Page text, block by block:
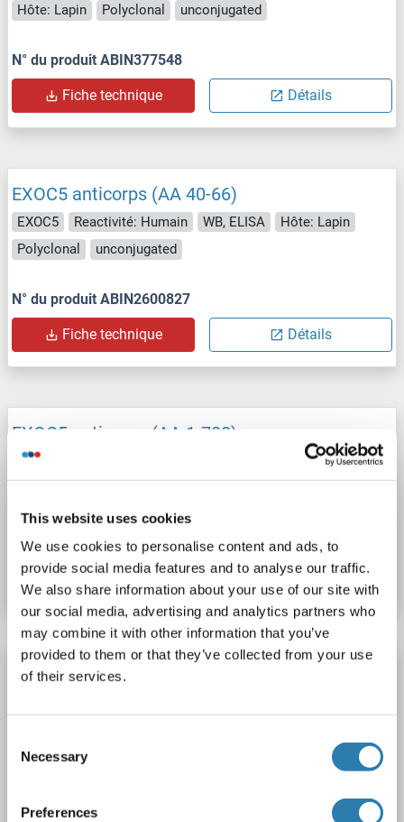
This website uses cookies
We use cookies to personalise content and ads, to
provide social media features and to analyse our traffic.
We also share information about your use of our site with
our social media, advertising and analytics partners who
may combine it with other information that you’ve
provided to them or that they’ve collected from your use
of their services.
Selection
Necessary
Preferences
Hôte: Lapin
Polyclonal unconjugated
N° du produit ABIN377548
Fiche technique Détails
EXOC5 anticorps (AA 40-66)
EXOC5 Reactivité: Humain WB, ELISA
Hôte: Lapin
Polyclonal
unconjugated
N° du produit ABIN2600827
Fiche technique Détails
EXOC5 anticorps (AA 1-708)
EXOC5
Hôte: Souris
N° du produit ABIN2600826
Fiche technique Détails
EXOC5 anticorps (AA 40-66) (PE)
Fiche technique